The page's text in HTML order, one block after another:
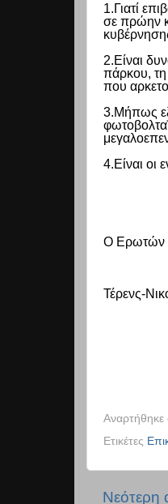
1.Γιατί
σε πρώην
2.Είναι
πάρκου,
που
3.Μήπως
4.Είναι οι
Ο Ερωτών
Τέρενς-
Αναρτήθηκε
Ετικέτες
Νεότερη